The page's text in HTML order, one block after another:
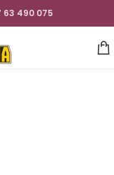
63 490 075